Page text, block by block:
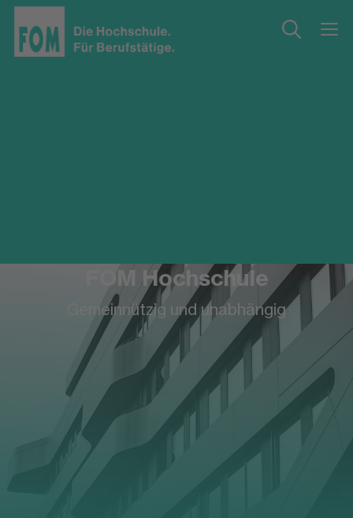
FOM Hochschule
Gemeinnützig und unabhängig